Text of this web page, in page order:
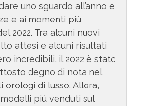
uno sguardo all’anno e
e ai momenti più
2022. Tra alcuni nuovi
attesi e alcuni risultati
incredibili, il 2022 è stato
degno di nota nel
orologi di lusso. Allora,
più venduti sul